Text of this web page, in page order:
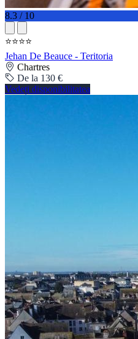
8.3 / 10
⭐⭐⭐⭐
Jehan De Beauce - Teritoria
Chartres
De la 130 €
Vedeți disponibilitatea